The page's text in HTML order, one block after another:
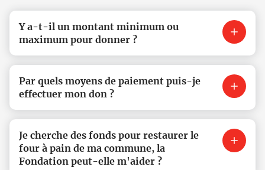
Y a-t-il un montant minimum ou
maximum pour donner ?
Par quels moyens de paiement puis-je
effectuer mon don ?
Je cherche des fonds pour restaurer le
four à pain de ma commune, la
Fondation peut-elle m'aider ?